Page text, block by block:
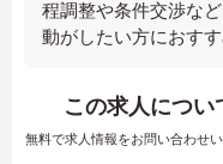
程調整や条件交渉な
動がしたい方におすす
この求人につい
無料で求人情報をお問い合わせ